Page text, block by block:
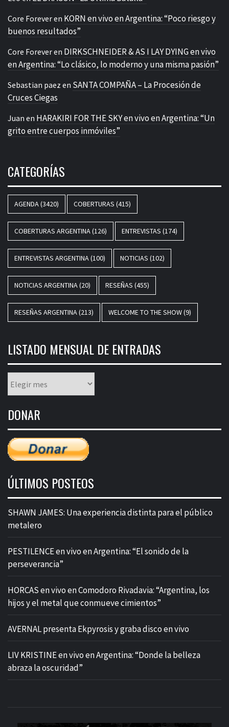
Core Foreveren KORN en vivo en Argentina: “Poco riesgo y
buenos resultados”
Core Foreveren DIRKSCHNEIDER & AS I LAY DYING en vivo
en Argentina: “Lo clásico, lo moderno y una misma pasión”
Sebastian paez en SANTA COMPAÑA – La Procesión de
Cruces Ciegas
Juan en HARAKIRI FOR THE SKY en vivo en Argentina: “Un
grito entre cuerpos inmóviles”
CATEGORÍAS
AGENDA(3420) COBERTURAS (415)
COBERTURAS ARGENTINA(126) ENTREVISTAS (174)
ENTREVISTAS ARGENTINA(100) NOTICIAS (102)
NOTICIAS ARGENTINA(20) RESEÑAS (455)
RESEÑAS ARGENTINA(213) WELCOME TO THE SHOW(9)
LISTADO MENSUAL DE ENTRADAS
mensual
entradas
DONAR
ÚLTIMOS POSTEOS
SHAWN JAMES: Una experiencia distinta para el público
metalero
PESTILENCE en vivo en Argentina: “El sonido de la
perseverancia”
HORCAS en vivo en Comodoro Rivadavia: “Argentina, los
hijos y el metal que conmueve cimientos”
AVERNAL presenta Ekpyrosis y graba disco en vivo
LIV KRISTINE en vivo en Argentina: “Donde la belleza
abraza la oscuridad”